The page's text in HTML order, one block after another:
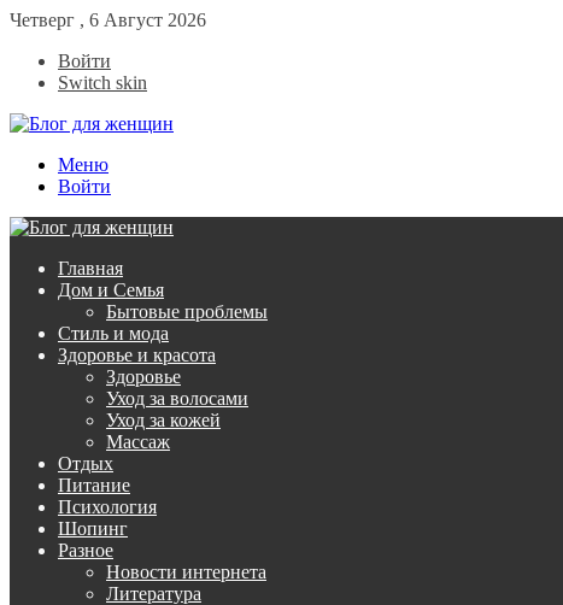
Четверг , 6 Август 2026
Войти
Switch skin
Меню
Войти
Главная
Дом и Семья
Бытовые проблемы
Стиль и мода
Здоровье и красота
Здоровье
Уход за волосами
Уход за кожей
Массаж
Отдых
Питание
Психология
Шопинг
Разное
Новости интернета
Литература